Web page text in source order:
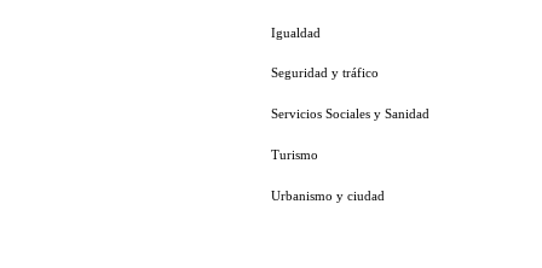
Igualdad
Seguridad y tráfico
Servicios Sociales y Sanidad
Turismo
Urbanismo y ciudad